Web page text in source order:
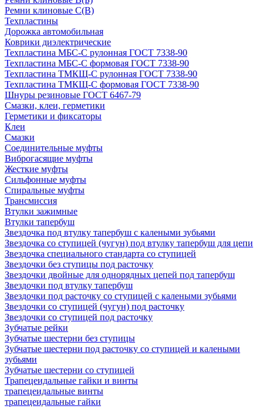
Ремни клиновые С(В)
Техпластины
Дорожка автомобильная
Коврики диэлектрические
Техпластина МБС-С рулонная ГОСТ 7338-90
Техпластина МБС-С формовая ГОСТ 7338-90
Техпластина ТМКЩ-С рулонная ГОСТ 7338-90
Техпластина ТМКЩ-С формовая ГОСТ 7338-90
Шнуры резиновые ГОСТ 6467-79
Смазки, клеи, герметики
Герметики и фиксаторы
Клеи
Смазки
Соединительные муфты
Виброгасящие муфты
Жесткие муфты
Сильфонные муфты
Спиральные муфты
Трансмиссия
Втулки зажимные
Втулки тапербуш
Звездочка под втулку тапербуш c калеными зубьями
Звездочка со ступицей (чугун) под втулку тапербуш для цепи
Звездочка специального стандарта со ступицей
Звездочки без ступицы под расточку
Звездочки двойные для однорядных цепей под тапербуш
Звездочки под втулку тапербуш
Звездочки под расточку со ступицей с калеными зубьями
Звездочки со ступицей (чугун) под расточку
Звездочки со ступицей под расточку
Зубчатые рейки
Зубчатые шестерни без ступицы
Зубчатые шестерни под расточку со ступицей и калеными
зубьями
Зубчатые шестерни со ступицей
Трапецеидальные гайки и винты
трапецеидальные винты
трапецеидальные гайки